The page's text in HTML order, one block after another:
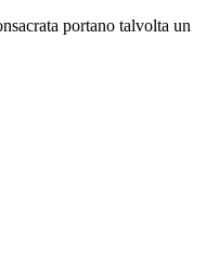
portano talvolta un